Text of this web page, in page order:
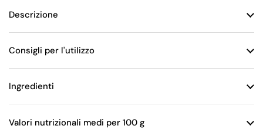
Descrizione
Consigli per l'utilizzo
Ingredienti
Valori nutrizionali medi per 100 g